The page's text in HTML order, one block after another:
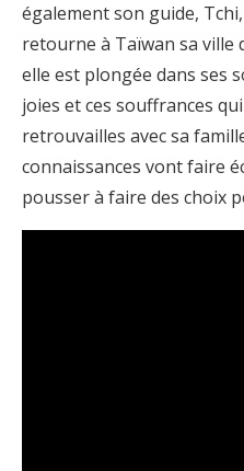
également son guide,
retourne à Taïwan sa ville
elle est plongée dans ses
joies et ces souffrances
retrouvailles avec sa
connaissances vont faire
pousser à faire des choix